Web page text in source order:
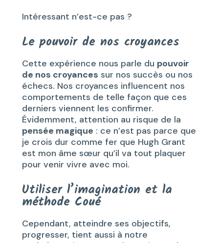
Intéressant n’est-ce pas ?
Le pouvoir de nos croyances
Cette expérience nous parle du pouvoir
de nos croyances sur nos succès ou nos
échecs. Nos croyances influencent nos
comportements de telle façon que ces
derniers viennent les confirmer.
Évidemment, attention au risque de la
pensée magique : ce n’est pas parce que
je crois dur comme fer que Hugh Grant
est mon âme sœur qu’il va tout plaquer
pour venir vivre avec moi.
Utiliser l’imagination et la
méthode Coué
Cependant, atteindre ses objectifs,
progresser, tient aussi à notre